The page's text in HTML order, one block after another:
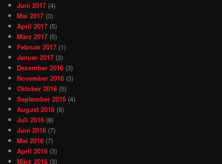
Juni 2017 (4)
Mai 2017 (3)
April 2017 (5)
März 2017 (5)
Februar 2017 (1)
Januar 2017 (3)
Dezember 2016 (3)
November 2016 (3)
Oktober 2016 (5)
September 2016 (4)
August 2016 (8)
Juli 2016 (8)
Juni 2016 (7)
Mai 2016 (7)
April 2016 (3)
März 2016 (3)